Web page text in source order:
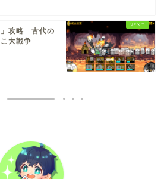
」攻略 古代の
大戦争